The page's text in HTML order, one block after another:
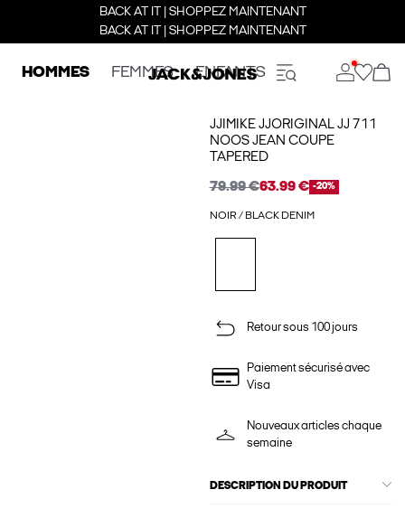
BACK AT IT | SHOPPEZ MAINTENANT
BACK AT IT | SHOPPEZ MAINTENANT
HOMMES FEMMES ENFANTS
JJIMIKE JJORIGINAL JJ 711
NOOS JEAN COUPE
TAPERED
79.99 €63.99 € -20%
NOIR / BLACK DENIM
Retour sous 100 jours
Paiement sécurisé avec
Visa
Nouveaux articles chaque
semaine
DESCRIPTION DU PRODUIT